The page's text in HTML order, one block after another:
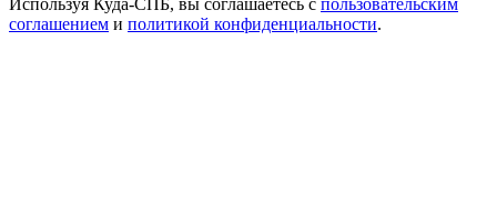
Используя Куда-СПБ, вы соглашаетесь с пользовательским
соглашением и политикой конфиденциальности.